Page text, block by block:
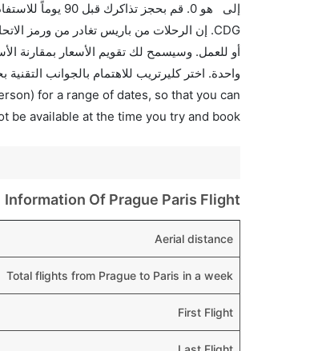
إلى هو 0. قم
واحدة. اختر كليرتريب للاهتمام بالجوانب
for a range of dates, so that you can
be available at the time you try and book.
Information Of Prague Paris Flight
Aerial distance
Total flights from Prague to Paris in a week
First Flight